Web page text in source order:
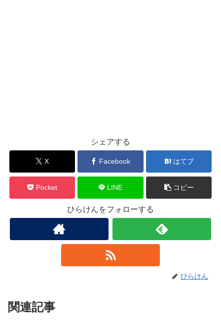
X Facebook はてブ
Pocket LINE コピー
ひらけんをフォローする
関連記事